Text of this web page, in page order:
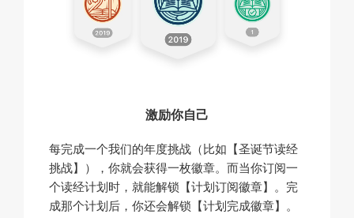
激励你自己
每完成一个我们的年度挑战（比如【圣诞节读经
挑战】），你就会获得一枚徽章。而当你订阅一
个读经计划时，就能解锁【计划订阅徽章】。完
成那个计划后，你还会解锁【计划完成徽章】。